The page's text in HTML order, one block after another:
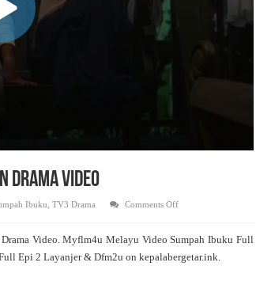
Drama Video
Ibuku TV3 Drama Comments Offon
Episod
Tonton
Video. Myflm4u Melayu Video Sumpah Ibuku Full
Epi 2 Layanjer & Dfm2u on kepalabergetar.ink.